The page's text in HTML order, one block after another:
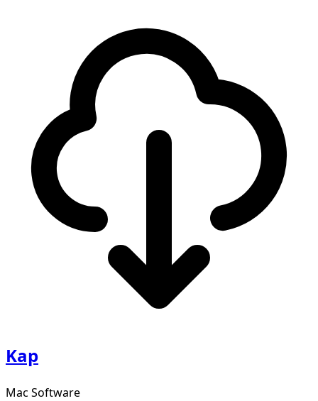
Kap
Mac Software